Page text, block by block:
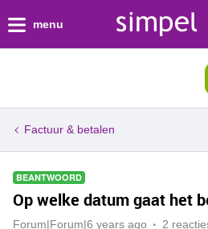
menu
Factuur & betalen
BEANTWOORD
Op welke datum gaat het
Forum|Forum|6 years ago 2